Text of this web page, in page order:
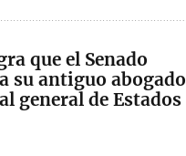
que el Senado
su antiguo abogado
general de Estados